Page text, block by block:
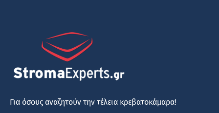
Για όσους αναζητούν την τέλεια κρεβατοκάμαρα!